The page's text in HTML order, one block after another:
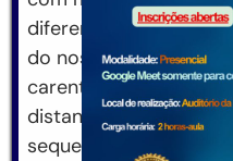
diferente sobre os
do nosso trabalho,
carentes, muitas
distantes, de difícil
sequer o café da